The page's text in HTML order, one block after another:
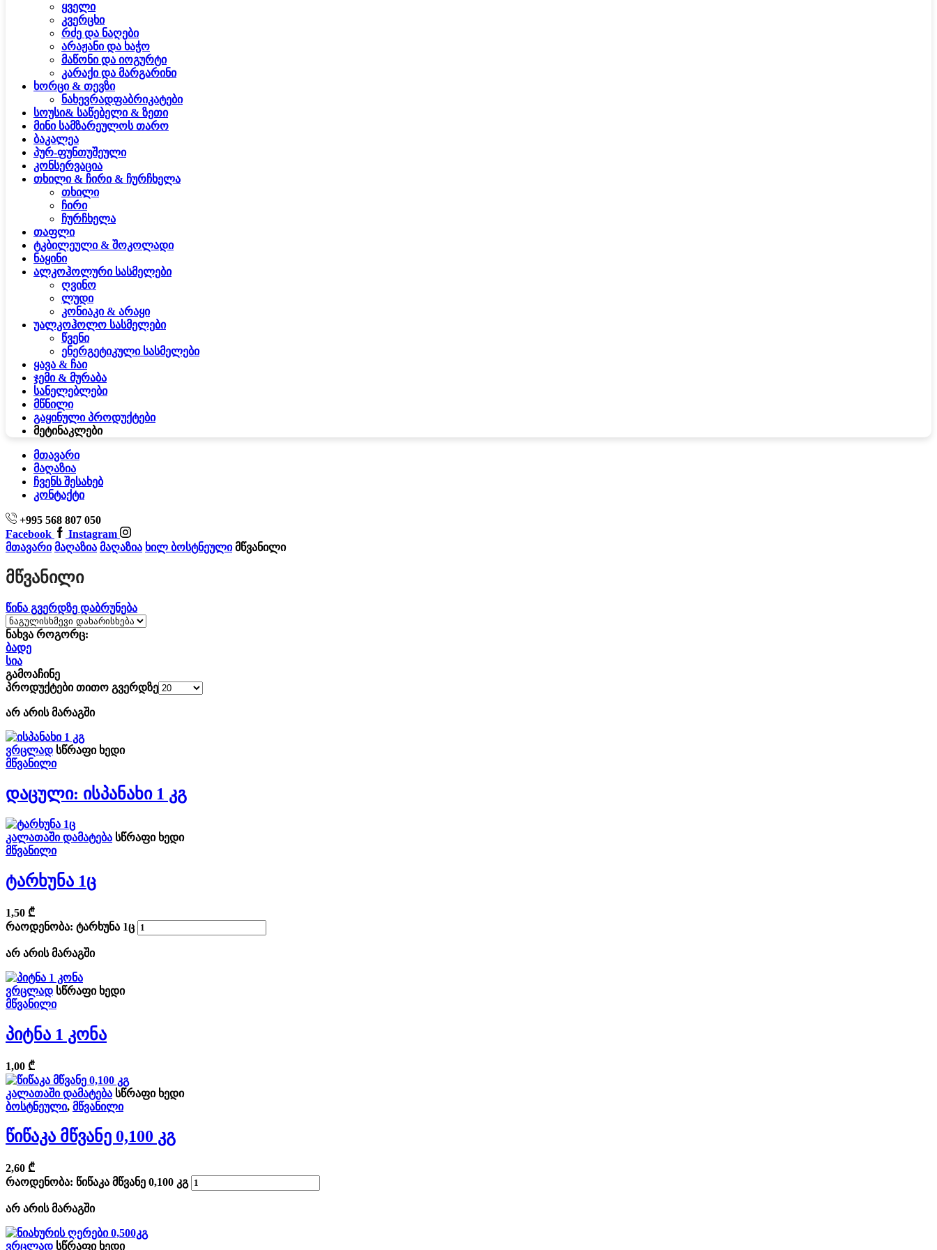
ყველი
კვერცხი
რძე და ნაღები
არაჟანი და ხაჭო
მაწონი და იოგურტი
კარაქი და მარგარინი
ხორცი & თევზი
ნახევრადფაბრიკატები
სოუსი& საწებელი & ზეთი
მინი სამზარეულოს თარო
ბაკალეა
პურ-ფუნთუშეული
კონსერვაცია
თხილი & ჩირი & ჩურჩხელა
თხილი
ჩირი
ჩურჩხელა
თაფლი
ტკბილეული & შოკოლადი
ნაყინი
ალკოჰოლური სასმელები
ღვინო
ლუდი
კონიაკი & არაყი
უალკოჰოლო სასმელები
წვენი
ენერგეტიკული სასმელები
ყავა & ჩაი
ჯემი & მურაბა
სანელებლები
მწნილი
გაყინული პროდუქტები
მეტინაკლები
მთავარი
მაღაზია
ჩვენს შესახებ
კონტაქტი
+995 568 807 050
Facebook
Instagram
მთავარი მაღაზია მაღაზია ხილ ბოსტნეული მწვანილი
Მწვანილი
წინა გვერდზე დაბრუნება
ნახვა როგორც:
ბადე
სია
გამოაჩინე
პროდუქტები თითო გვერდზე
არ არის მარაგში
ვრცლად სწრაფი ხედი
მწვანილი
Დაცული: Ისპანახი 1 Კგ
კალათაში დამატება სწრაფი ხედი
მწვანილი
Ტარხუნა 1ც
1,50 ₾
რაოდენობა: ტარხუნა 1ც
არ არის მარაგში
ვრცლად სწრაფი ხედი
მწვანილი
Პიტნა 1 Კონა
1,00 ₾
კალათაში დამატება სწრაფი ხედი
ბოსტნეული, მწვანილი
Წიწაკა Მწვანე 0,100 Კგ
2,60 ₾
რაოდენობა: წიწაკა მწვანე 0,100 კგ
არ არის მარაგში
ვრცლად სწრაფი ხედი